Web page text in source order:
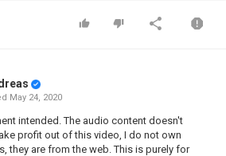
May 24, 2020
intended. The audio content doesn't
profit out of this video, I do not own
they are from the web. This is purely for